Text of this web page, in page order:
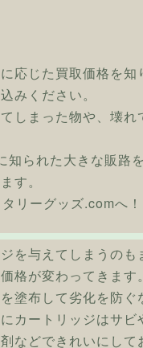
応じた買取価格を
みください。
しまった物や、壊
られた大きな販路
す。
リーグッズ.comへ！
を与えてしまうの
格が変わってきます。
塗布して劣化を防
カートリッジはサ
などできれいにして